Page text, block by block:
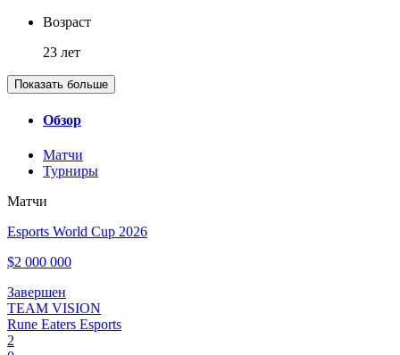
Возраст
23 лет
Показать больше
Обзор
Матчи
Турниры
Матчи
Esports World Cup 2026
$2 000 000
Завершен
TEAM VISION
Rune Eaters Esports
2